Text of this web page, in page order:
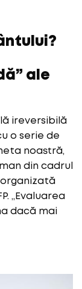
ale
ireversibilă
o serie de
noastră,
din cadrul
„Evaluarea
dacă mai